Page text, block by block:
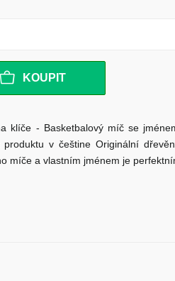
KOUPIT
klíče - Basketbalový míč se
v češtine Originální
míče a vlastním jménem je